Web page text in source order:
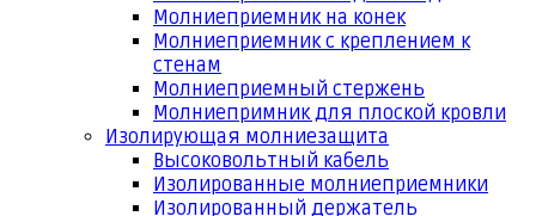
Молниеприемник на конек
Молниеприемник с креплением к
стенам
Молниеприемный стержень
Молниепримник для плоской кровли
Изолирующая молниезащита
Высоковольтный кабель
Изолированные молниеприемники
Изолированный держатель